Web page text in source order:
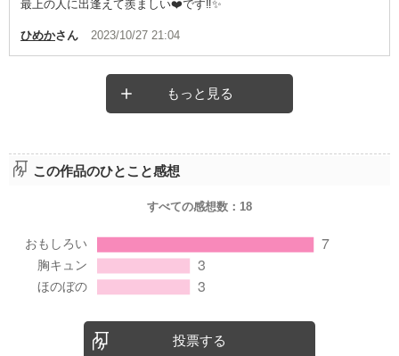
最上の人に出逢えて羨ましい❤️です‼️✨
ひめかさん 2023/10/27 21:04
もっと見る
この作品のひとこと感想
すべての感想数： 18
投票する